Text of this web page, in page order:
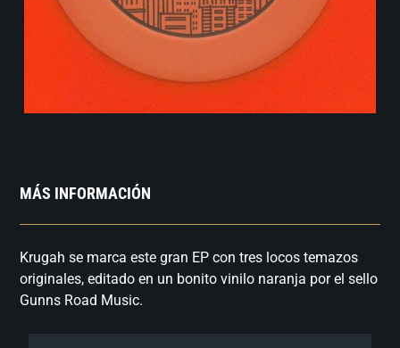
MÁS INFORMACIÓN
Krugah se marca este gran EP con tres locos temazos
originales, editado en un bonito vinilo naranja por el sello
Gunns Road Music.